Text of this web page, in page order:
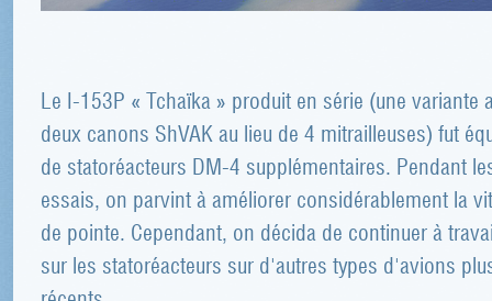
Le I-153P « Tchaïka » produit en série (une variante
deux canons ShVAK au lieu de 4 mitrailleuses) fut
de statoréacteurs DM-4 supplémentaires. Pendant
essais, on parvint à améliorer considérablement la
de pointe. Cependant, on décida de continuer à
sur les statoréacteurs sur d'autres types d'avions